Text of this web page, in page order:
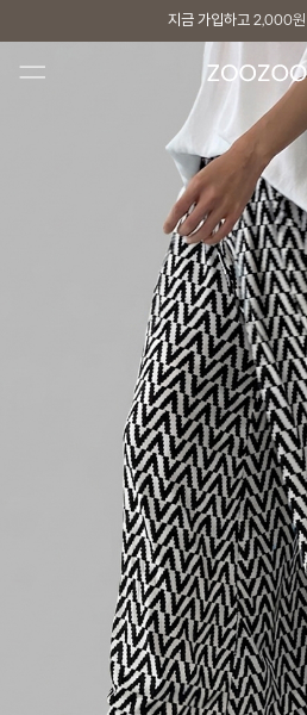
지금 가입하고 2,000원
지금 가입하고 2,000원